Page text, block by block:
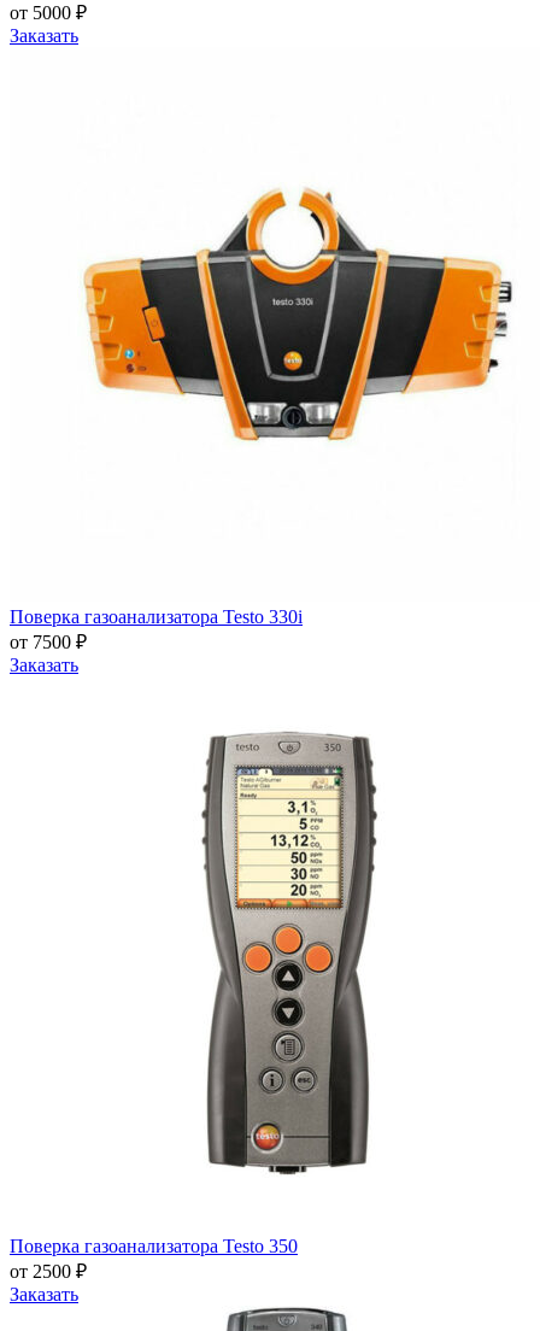
от 5000 ₽
Заказать
Поверка газоанализатора Testo 330i
от 7500 ₽
Заказать
Поверка газоанализатора Testo 350
от 2500 ₽
Заказать